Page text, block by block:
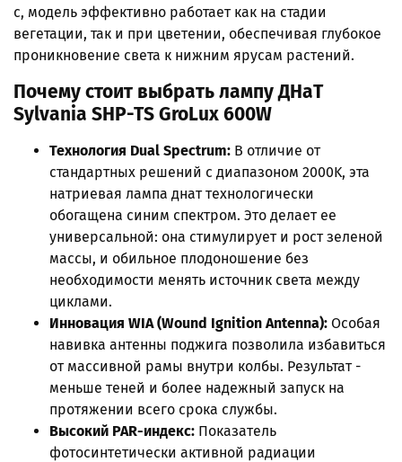
с, модель эффективно работает как на стадии
вегетации, так и при цветении, обеспечивая глубокое
проникновение света к нижним ярусам растений.
Почему стоит выбрать лампу ДНаТ
Sylvania SHP-TS GroLux 600W
Технология Dual Spectrum: В отличие от
стандартных решений с диапазоном 2000K, эта
натриевая лампа днат технологически
обогащена синим спектром. Это делает ее
универсальной: она стимулирует и рост зеленой
массы, и обильное плодоношение без
необходимости менять источник света между
циклами.
Инновация WIA (Wound Ignition Antenna): Особая
навивка антенны поджига позволила избавиться
от массивной рамы внутри колбы. Результат -
меньше теней и более надежный запуск на
протяжении всего срока службы.
Высокий PAR-индекс: Показатель
фотосинтетически активной радиации